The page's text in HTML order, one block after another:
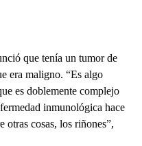
que tenía un tumor de
era maligno. “Es algo
es doblemente complejo
inmunológica hace
otras cosas, los riñones”,